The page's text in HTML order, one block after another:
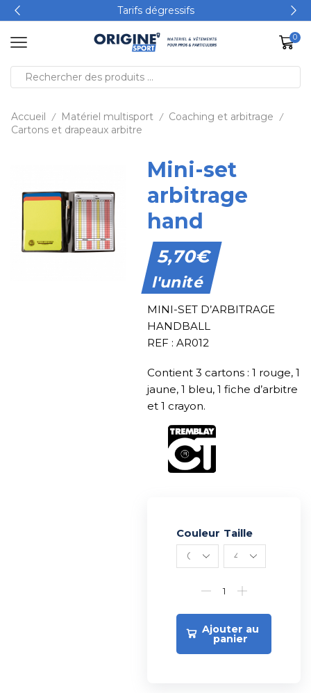
Tarifs dégressifs
0
Accueil / Matériel multisport / Coaching et arbitrage /
Cartons et drapeaux arbitre
Mini-set
arbitrage
hand
5,70€
l'unité
MINI-SET D’ARBITRAGE
HANDBALL
REF : AR012
Contient 3 cartons : 1 rouge, 1
jaune, 1 bleu, 1 fiche d’arbitre
et 1 crayon.
Couleur Taille
Ajouter au
panier
Alternative: